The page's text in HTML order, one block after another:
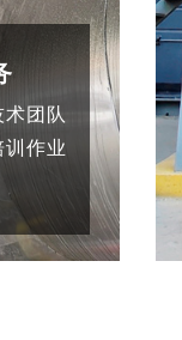
团队
训作业